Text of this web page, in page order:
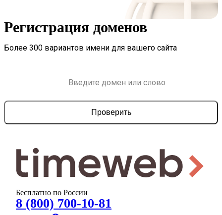
Регистрация доменов
Более 300 вариантов имени для вашего сайта
Проверить
Бесплатно по России
8 (800) 700-10-81